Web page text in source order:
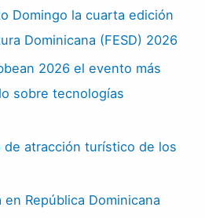
Domingo la cuarta edición
Dominicana (FESD) 2026
2026 el evento más
sobre tecnologías
de atracción turístico de los
República Dominicana